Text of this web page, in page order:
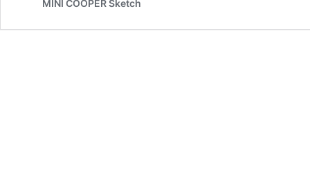
MINI COOPER Sketch